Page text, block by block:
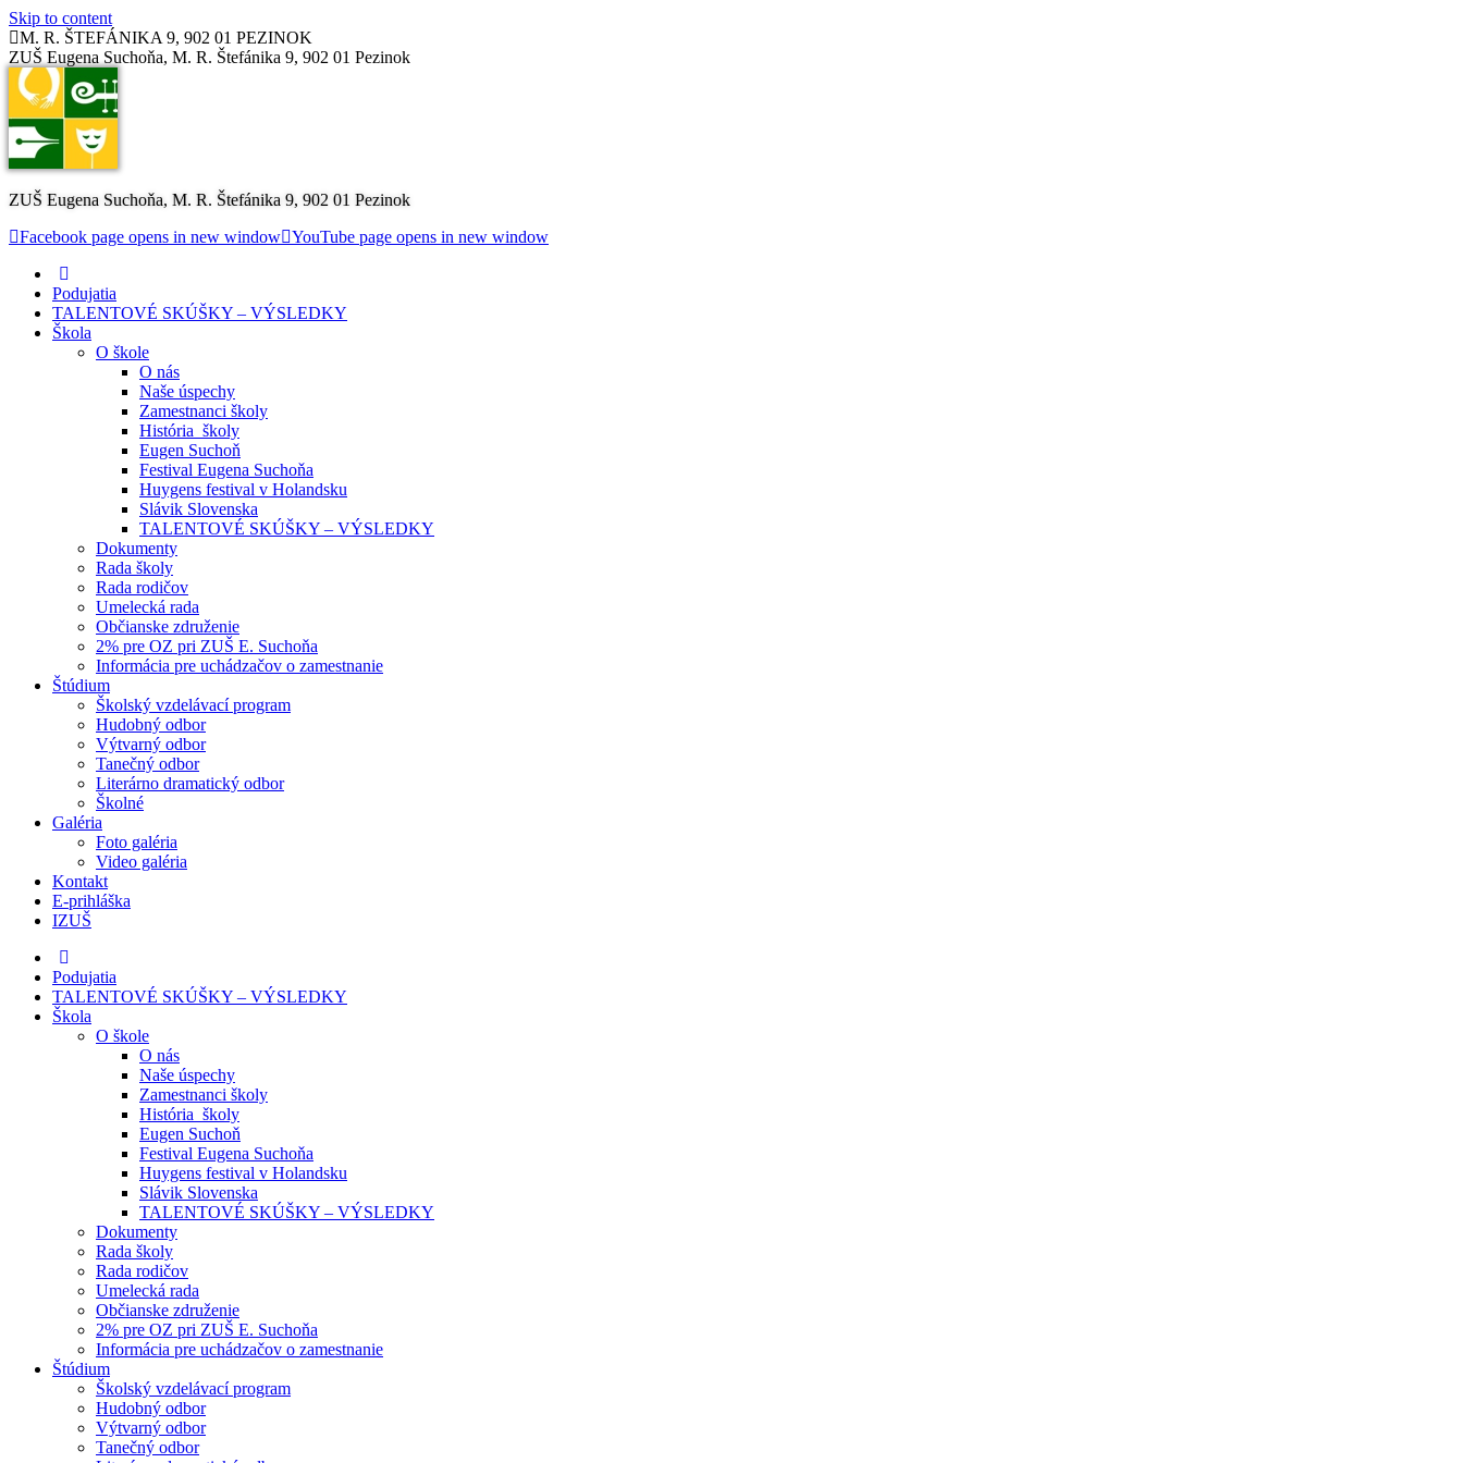
Skip to content
M. R. ŠTEFÁNIKA 9, 902 01 PEZINOK
ZUŠ Eugena Suchoňa, M. R. Štefánika 9, 902 01 Pezinok
ZUŠ Eugena Suchoňa, M. R. Štefánika 9, 902 01 Pezinok
Facebook page opens in new window YouTube page opens in new window
Podujatia
TALENTOVÉ SKÚŠKY – VÝSLEDKY
Škola
O škole
O nás
Naše úspechy
Zamestnanci školy
História školy
Eugen Suchoň
Festival Eugena Suchoňa
Huygens festival v Holandsku
Slávik Slovenska
TALENTOVÉ SKÚŠKY – VÝSLEDKY
Dokumenty
Rada školy
Rada rodičov
Umelecká rada
Občianske združenie
2% pre OZ pri ZUŠ E. Suchoňa
Informácia pre uchádzačov o zamestnanie
Štúdium
Školský vzdelávací program
Hudobný odbor
Výtvarný odbor
Tanečný odbor
Literárno dramatický odbor
Školné
Galéria
Foto galéria
Video galéria
Kontakt
E-prihláška
IZUŠ
Podujatia
TALENTOVÉ SKÚŠKY – VÝSLEDKY
Škola
O škole
O nás
Naše úspechy
Zamestnanci školy
História školy
Eugen Suchoň
Festival Eugena Suchoňa
Huygens festival v Holandsku
Slávik Slovenska
TALENTOVÉ SKÚŠKY – VÝSLEDKY
Dokumenty
Rada školy
Rada rodičov
Umelecká rada
Občianske združenie
2% pre OZ pri ZUŠ E. Suchoňa
Informácia pre uchádzačov o zamestnanie
Štúdium
Školský vzdelávací program
Hudobný odbor
Výtvarný odbor
Tanečný odbor